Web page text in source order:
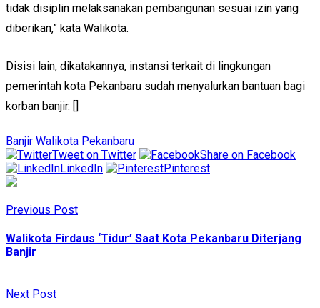
tidak disiplin melaksanakan pembangunan sesuai izin yang
diberikan,” kata Walikota.
Disisi lain, dikatakannya, instansi terkait di lingkungan
pemerintah kota Pekanbaru sudah menyalurkan bantuan bagi
korban banjir. []
Banjir Walikota Pekanbaru
Tweet on Twitter
Share on Facebook
LinkedIn
Pinterest
Previous Post
Walikota Firdaus ‘Tidur’ Saat Kota Pekanbaru Diterjang
Banjir
Next Post